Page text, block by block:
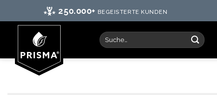
250.000+ BEGEISTERTE KUNDEN